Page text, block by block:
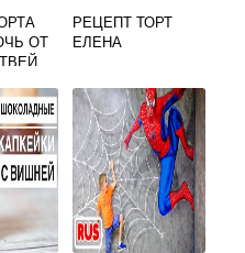
ОТ
РЕЦЕПТ ТОРТ
ЕЛЕНА